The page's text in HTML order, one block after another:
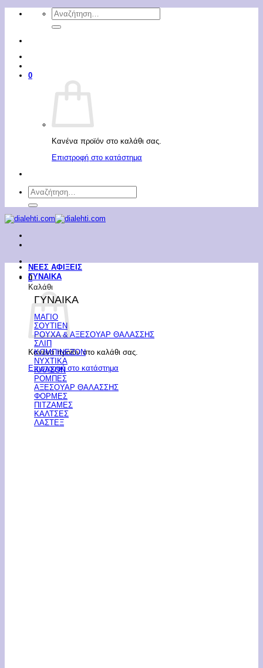
Μετάβαση
Αναζήτηση
για:
0
Κανένα προϊόν στο καλάθι σας.
Επιστροφή στο κατάστημα
Αναζήτηση
για:
0
Καλάθι
Κανένα προϊόν στο καλάθι σας.
Επιστροφή στο κατάστημα
ΝΕΕΣ ΑΦΙΞΕΙΣ
ΓΥΝΑΙΚΑ
ΓΥΝΑΙΚΑ
ΜΑΓΙΟ
ΣΟΥΤΙΕΝ
ΡΟΥΧΑ & ΑΞΕΣΟΥΑΡ ΘΑΛΑΣΣΗΣ
ΣΛΙΠ
ΚΟΜΠΙΝΕΖΟΝ
ΝΥΧΤΙΚΑ
ΚΑΛΣΟΝ
ΡΟΜΠΕΣ
ΑΞΕΣΟΥΑΡ ΘΑΛΑΣΣΗΣ
ΦΟΡΜΕΣ
ΠΙΤΖΑΜΕΣ
ΚΑΛΤΣΕΣ
ΛΑΣΤΕΞ